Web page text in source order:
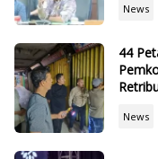
News
44
News